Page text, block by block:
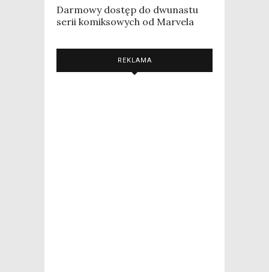
Darmowy dostęp do dwunastu
serii komiksowych od Marvela
REKLAMA